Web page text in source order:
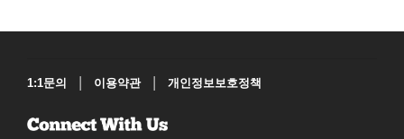
1:1문의 이용약관 개인정보보호정책